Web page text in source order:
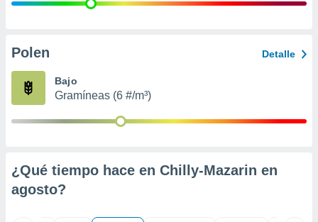
publicidad
de
Polen Detalle
Bajo
Gramíneas (6 #/m³)
¿Qué tiempo hace en Chilly-Mazarin en
agosto?